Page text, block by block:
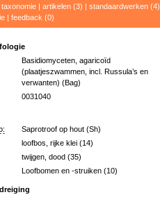
taxonomie| artikelen (3) | standaardwerken (4)
| feedback (0)
Basidiomyceten, agaricoïd
(plaatjeszwammen, incl. Russula’s en
verwanten) (Bag)
0031040
Saprotroof op hout (Sh)
loofbos, rijke klei (14)
twijgen, dood (35)
Loofbomen en -struiken (10)